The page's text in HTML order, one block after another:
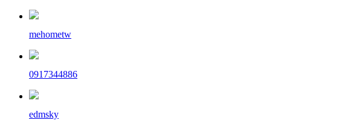
mehometw
0917344886
edmsky